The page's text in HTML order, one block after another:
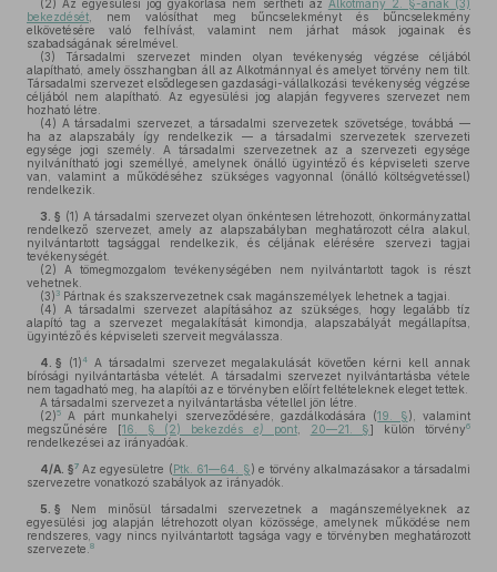
(2) Az egyesülési jog gyakorlása nem sértheti az Alkotmány 2. §-ának (3)
bekezdését , nem valósíthat meg bűncselekményt és bűncselekmény
elkövetésére való felhívást, valamint nem járhat mások jogainak és
szabadságának sérelmével.
(3) Társadalmi szervezet minden olyan tevékenység végzése céljából
alapítható, amely összhangban áll az Alkotmánnyal és amelyet törvény nem tilt.
Társadalmi szervezet elsődlegesen gazdasági-vállalkozási tevékenység végzése
céljából nem alapítható. Az egyesülési jog alapján fegyveres szervezet nem
hozható létre.
(4) A társadalmi szervezet, a társadalmi szervezetek szövetsége, továbbá —
ha az alapszabály így rendelkezik — a társadalmi szervezetek szervezeti
egysége jogi személy. A társadalmi szervezetnek az a szervezeti egysége
nyilvánítható jogi személlyé, amelynek önálló ügyintéző és képviseleti szerve
van, valamint a működéséhez szükséges vagyonnal (önálló költségvetéssel)
rendelkezik.
3. § (1) A társadalmi szervezet olyan önkéntesen létrehozott, önkormányzattal
rendelkező szervezet, amely az alapszabályban meghatározott célra alakul,
nyilvántartott tagsággal rendelkezik, és céljának elérésére szervezi tagjai
tevékenységét.
(2) A tömegmozgalom tevékenységében nem nyilvántartott tagok is részt
vehetnek.
(3) 3 Pártnak és szakszervezetnek csak magánszemélyek lehetnek a tagjai.
(4) A társadalmi szervezet alapításához az szükséges, hogy legalább tíz
alapító tag a szervezet megalakítását kimondja, alapszabályát megállapítsa,
ügyintéző és képviseleti szerveit megválassza.
4. § (1)4A társadalmi szervezet megalakulását követően kérni kell annak
bírósági nyilvántartásba vételét. A társadalmi szervezet nyilvántartásba vétele
nem tagadható meg, ha alapítói az e törvényben előírt feltételeknek eleget tettek.
A társadalmi szervezet a nyilvántartásba vétellel jön létre.
(2)5 A párt munkahelyi szerveződésére, gazdálkodására (19. §), valamint
megszűnésére [16. § (2) bekezdése) pont, 20—21. §] külön törvény6
rendelkezései az irányadóak.
4/A. §7 Az egyesületre (Ptk. 61—64. §) e törvény alkalmazásakor a társadalmi
szervezetre vonatkozó szabályok az irányadók.
5. § Nem minősül társadalmi szervezetnek a magánszemélyeknek az
egyesülési jog alapján létrehozott olyan közössége, amelynek működése nem
rendszeres, vagy nincs nyilvántartott tagsága vagy e törvényben meghatározott
szervezete. 8